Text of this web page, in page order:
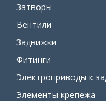
Затворы
Вентили
Задвижки
Фитинги
Электроприводы к
Элементы крепежа